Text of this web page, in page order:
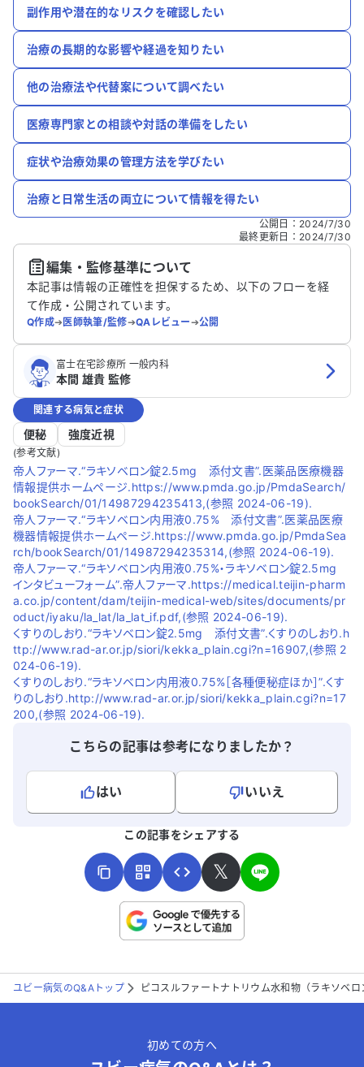
副作用や潜在的なリスクを確認したい
治療の長期的な影響や経過を知りたい
他の治療法や代替案について調べたい
医療専門家との相談や対話の準備をしたい
症状や治療効果の管理方法を学びたい
治療と日常生活の両立について情報を得たい
公開日 ： 2024/7/30
最終更新日 ： 2024/7/30
編集・監修基準について
本記事は情報の正確性を担保するため、以下のフローを経
て作成・公開されています。
Q作成➔医師執筆/監修➔QAレビュー➔公開
富士在宅診療所 一般内科
本間 雄貴 監修
関連する病気と症状
便秘 強度近視
(参考文献)
帝人ファーマ.“ラキソベロン錠2.5mg 添付文書”.医薬品医療機器
情報提供ホームページ.https://www.pmda.go.jp/PmdaSearch/
bookSearch/01/14987294235413,(参照 2024-06-19).
帝人ファーマ.“ラキソベロン内用液0.75% 添付文書”.医薬品医療
機器情報提供ホームページ.https://www.pmda.go.jp/PmdaSea
rch/bookSearch/01/14987294235314,(参照 2024-06-19).
帝人ファーマ.“ラキソベロン内用液0.75%・ラキソベロン錠2.5mg
インタビューフォーム”.帝人ファーマ.https://medical.teijin-pharm
a.co.jp/content/dam/teijin-medical-web/sites/documents/pr
oduct/iyaku/la_lat/la_lat_if.pdf,(参照 2024-06-19).
くすりのしおり.“ラキソベロン錠2.5mg 添付文書”.くすりのしおり.h
ttp://www.rad-ar.or.jp/siori/kekka_plain.cgi?n=16907,(参照 2
024-06-19).
くすりのしおり.“ラキソベロン内用液0.75%［各種便秘症ほか］”.くす
りのしおり.http://www.rad-ar.or.jp/siori/kekka_plain.cgi?n=17
200,(参照 2024-06-19).
こちらの記事は参考になりましたか？
はい
いいえ
こちらは送信専用のフォームです。氏名やご自身の病気の詳細な
送信する
この記事をシェアする
𝕏
ユビー病気のQ&Aトップ ピコスルファートナトリウム水和物（ラキソベ
初めての方へ